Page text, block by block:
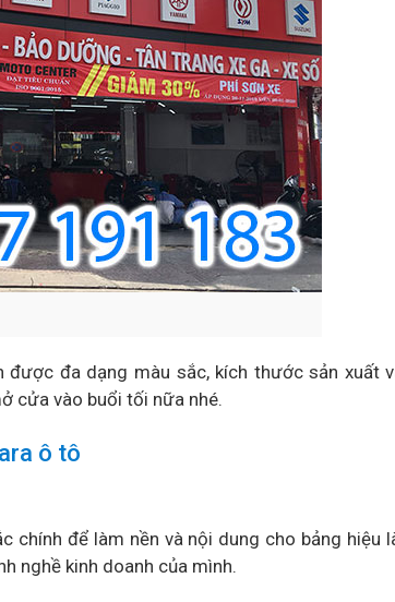
đa dạng màu sắc, kích thước sản xuất
cửa vào buổi tối nữa nhé.
ô tô
chính để làm nền và nội dung cho bảng hiệu
nghề kinh doanh của mình.